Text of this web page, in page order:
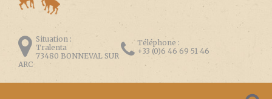
Situation :
Tralenta
73480 BONNEVAL SUR
ARC
Téléphone :
+33 (0)6 46 69 51 46